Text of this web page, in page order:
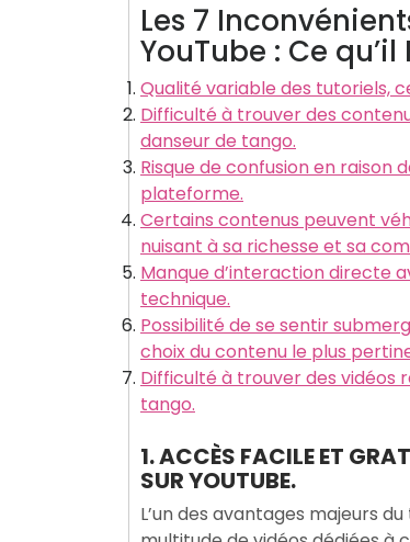
Les 7
YouTube : Ce
Qualité variable des tutoriels,
Difficulté à trouver des
danseur de tango.
Risque de confusion en raison
plateforme.
Certains contenus peuvent
nuisant à sa richesse et sa
Manque d’interaction directe
technique.
Possibilité de se sentir
choix du contenu le plus
Difficulté à trouver des vidéos
tango.
1. ACCÈS FACILE ET
SUR YOUTUBE.
L’un des avantages majeurs